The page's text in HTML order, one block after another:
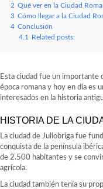
2 Qué ver en la Ciudad
3 Cómo llegar a la Ciudad
4 Conclusión
4.1
Related posts:
Esta ciudad fue un importante
época romana y hoy en día es
interesados en la historia
HISTORIA DE LA
La ciudad de Juliobriga fue
conquista de la península
de 2.500 habitantes y se
agrícola.
La ciudad también tenía su